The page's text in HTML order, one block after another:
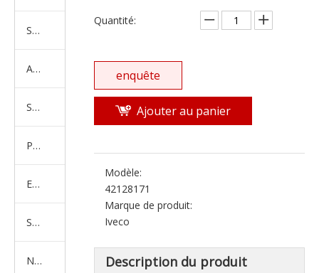
Série de suspension équilibrée
Amortisseur Série
Système de direction
Produits en caoutchouc
Embrayage Série
Série de bras de réglage
Nouvelles pièces de camion d'énergie
Quantité:
enquête
Ajouter au panier
Modèle:
42128171
Marque de produit:
Iveco
Description du produit